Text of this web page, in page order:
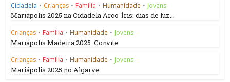
Cidadela • Crianças • Família • Humanidade • Jovens
Mariápolis 2025 na Cidadela Arco-Íris: dias de luz...
Crianças • Família • Humanidade • Jovens
Mariápolis Madeira 2025. Convite
Crianças • Família • Humanidade • Jovens
Mariápolis 2025 no Algarve